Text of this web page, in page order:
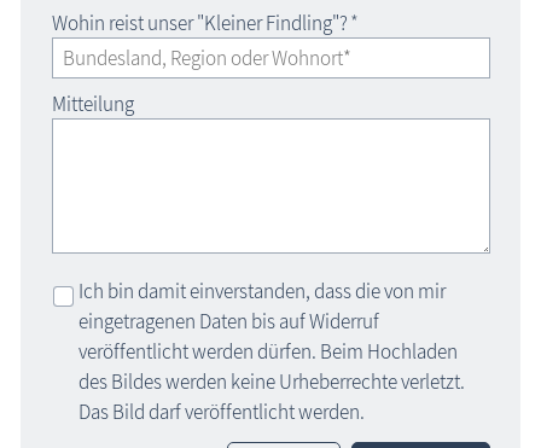
Wohin reist unser "Kleiner Findling"?*
Mitteilung
Ich bin damit einverstanden, dass die von mir
eingetragenen Daten bis auf Widerruf
veröffentlicht werden dürfen. Beim Hochladen
des Bildes werden keine Urheberrechte verletzt.
Das Bild darf veröffentlicht werden.